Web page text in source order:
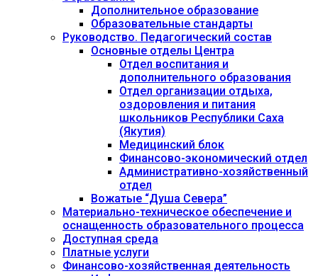
Дополнительное образование
Образовательные стандарты
Руководство. Педагогический состав
Основные отделы Центра
Отдел воспитания и
дополнительного образования
Отдел организации отдыха,
оздоровления и питания
школьников Республики Саха
(Якутия)
Медицинский блок
Финансово-экономический отдел
Административно-хозяйственный
отдел
Вожатые “Душа Севера”
Материально-техническое обеспечение и
оснащенность образовательного процесса
Доступная среда
Платные услуги
Финансово-хозяйственная деятельность